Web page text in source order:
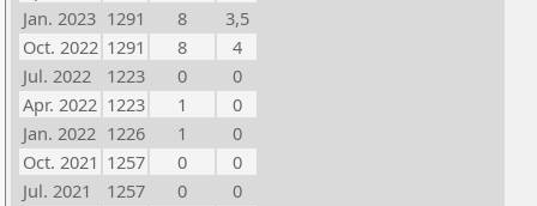
Jan. 2023 1291 8
3,5
Oct. 2022 1291 8
4
Jul. 2022
1223 0
0
Apr. 2022 1223 1
0
Jan. 2022 1226 1
0
Oct. 2021 1257 0
0
Jul. 2021
1257 0
0